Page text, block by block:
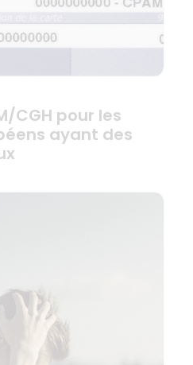
CGH pour les
ayant des